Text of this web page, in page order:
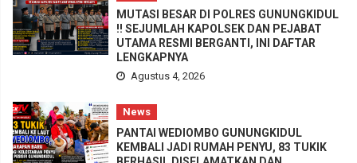
MUTASI BESAR DI POLRES GUNUNGKIDUL
!! SEJUMLAH KAPOLSEK DAN PEJABAT
UTAMA RESMI BERGANTI, INI DAFTAR
LENGKAPNYA
Agustus 4, 2026
News
PANTAI WEDIOMBO GUNUNGKIDUL
KEMBALI JADI RUMAH PENYU, 83 TUKIK